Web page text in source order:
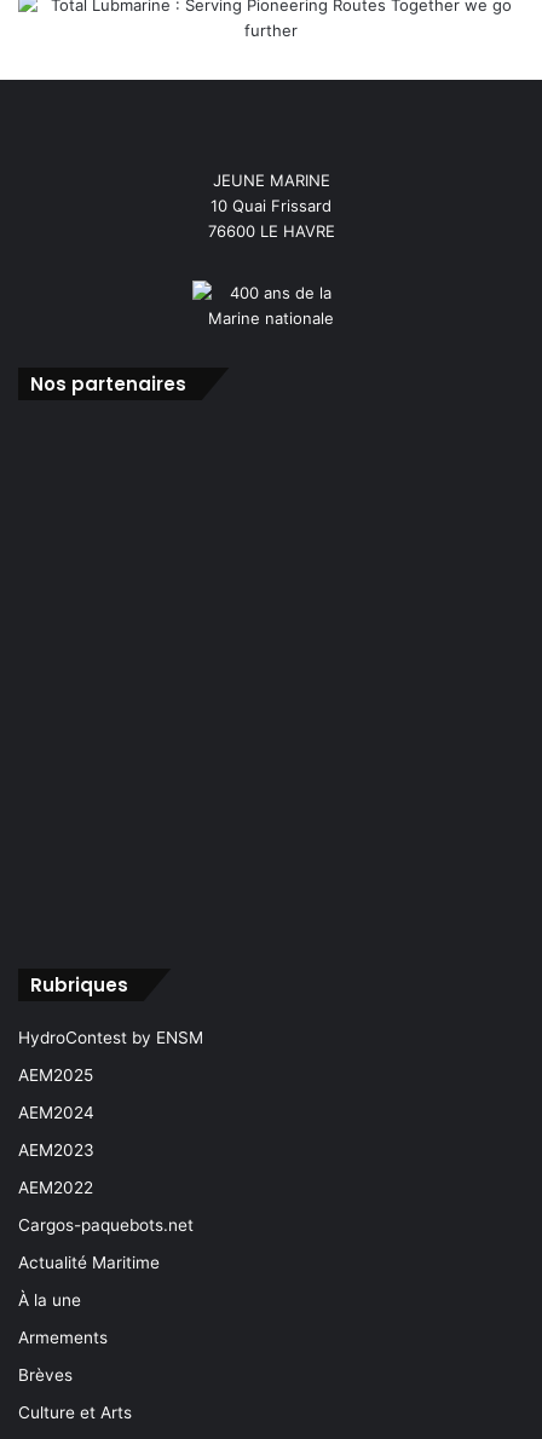
JEUNE MARINE
10 Quai Frissard
76600 LE HAVRE
Nos partenaires
Rubriques
HydroContest by ENSM
AEM2025
AEM2024
AEM2023
AEM2022
Cargos-paquebots.net
Actualité Maritime
À la une
Armements
Brèves
Culture et Arts